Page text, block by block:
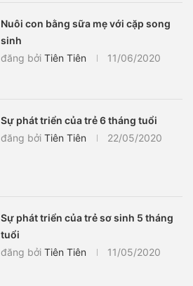
Nuôi con bằng sữa mẹ với cặp song
sinh
đăng bởi Tiên Tiên 11/06/2020
Sự phát triển của trẻ 6 tháng tuổi
đăng bởi Tiên Tiên 22/05/2020
Sự phát triển của trẻ sơ sinh 5 tháng
tuổi
đăng bởi Tiên Tiên 11/05/2020